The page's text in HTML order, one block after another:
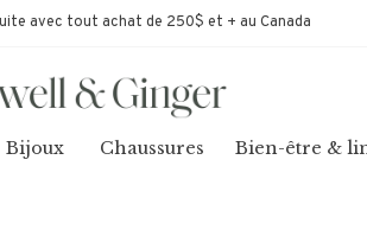
avec tout achat de 250$ et + au Canada
Bijoux Chaussures
Bien-être &